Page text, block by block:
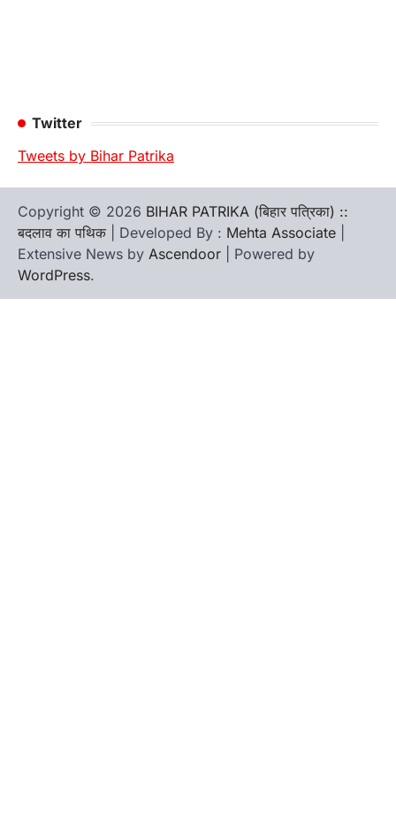
Twitter
Tweets by Bihar Patrika
Copyright © 2026 BIHAR PATRIKA (बिहार पत्रिका) ::
बदलाव का पथिक | Developed By : Mehta Associate
Extensive News by Ascendoor | Powered by
WordPress.